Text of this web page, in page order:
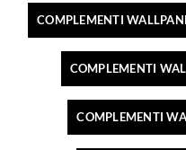
COMPLEMENTI
COMPLEMENTI
COMPLEMENTI